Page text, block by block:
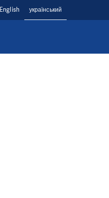
English український